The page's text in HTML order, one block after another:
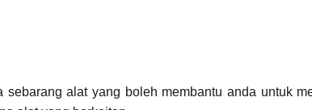
alat yang boleh membantu anda untuk